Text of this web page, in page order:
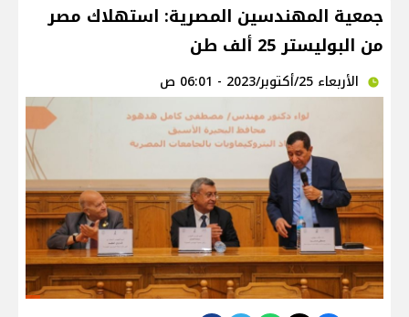
جمعية المهندسين المصرية: استهلاك مصر
من البوليستر 25 ألف طن
الأربعاء 25/أكتوبر/2023 - 06:01 ص